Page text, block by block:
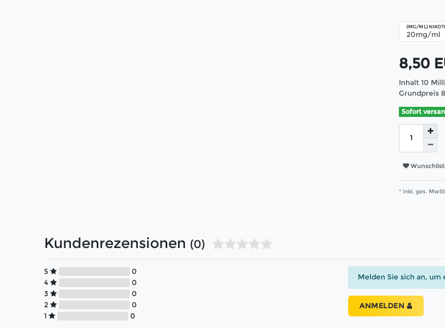
(MG/ML)
8,50
Inhalt 10
Grundpreis
Sofort
* inkl. ges.
Kundenrezensionen (0)
5
0
4
0
3
0
2
0
1
0
Melden Sie sich an, um
ANMELDEN